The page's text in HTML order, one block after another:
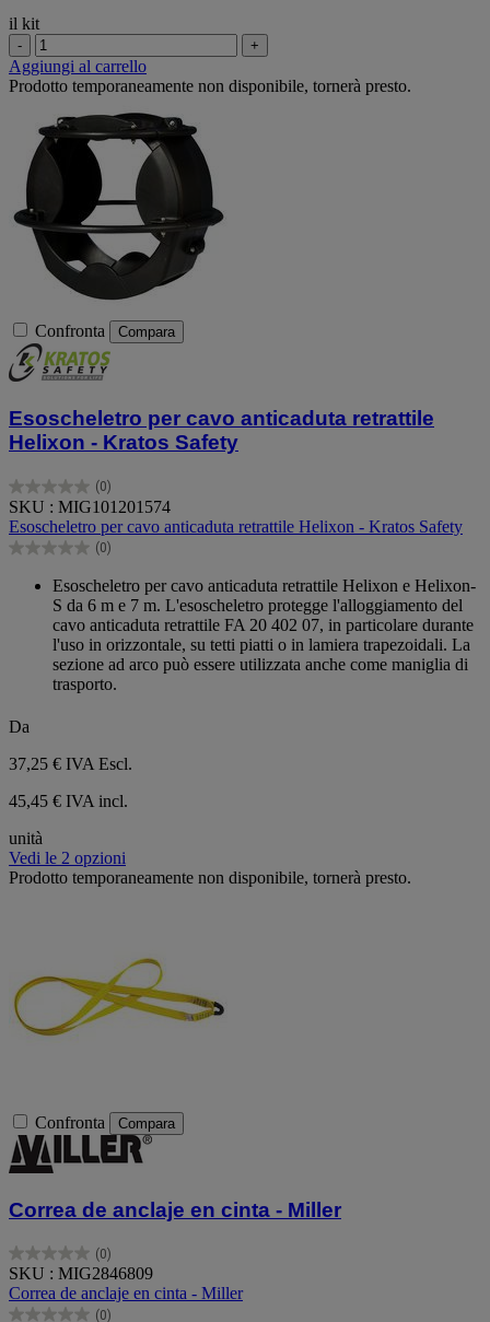
il kit
- +
Aggiungi al carrello
Prodotto temporaneamente non disponibile, tornerà presto.
Confronta Compara
Esoscheletro per cavo anticaduta retrattile
Helixon - Kratos Safety
(0)
0.0
su
5
stelle.
SKU : MIG101201574
Esoscheletro per cavo anticaduta retrattile Helixon - Kratos Safety
(0)
0.0
Esoscheletro per cavo anticaduta retrattile Helixon e Helixon-
S da 6 m e 7 m. L'esoscheletro protegge l'alloggiamento del
cavo anticaduta retrattile FA 20 402 07, in particolare durante
l'uso in orizzontale, su tetti piatti o in lamiera trapezoidali. La
sezione ad arco può essere utilizzata anche come maniglia di
trasporto.
Da
37,25 € IVA Escl.
45,45 € IVA incl.
unità
Vedi le 2 opzioni
Prodotto temporaneamente non disponibile, tornerà presto.
Confronta Compara
Correa de anclaje en cinta - Miller
(0)
0.0
su
5
SKU : MIG2846809
Correa de anclaje en cinta - Miller
(0)